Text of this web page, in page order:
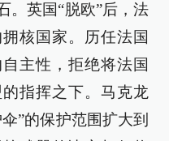
。英国“脱欧”后，法
核国家。历任法国
主性，拒绝将法国
指挥之下。马克龙
”的保护范围扩大到